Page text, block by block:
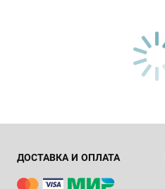
ДОСТАВКА И ОПЛАТА